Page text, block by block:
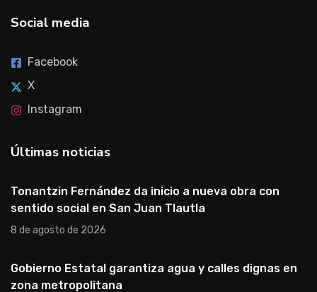
Social media
Facebook
X
Instagram
Últimas noticias
Tonantzin Fernández da inicio a nueva obra con
sentido social en San Juan Tlautla
8 de agosto de 2026
Gobierno Estatal garantiza agua y calles dignas en
zona metropolitana